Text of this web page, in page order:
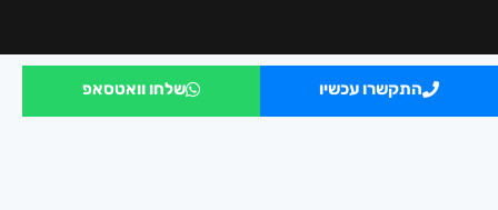
התקשרו עכשיו שלחו וואטסאפ